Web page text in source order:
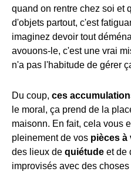
quand on rentre chez soi et
d'objets partout, c'est
imaginez devoir tout
avouons-le, c'est une vrai
n'a pas l'habitude de gérer
Du coup, ces
le moral, ça prend de la
maisonn. En fait, cela vous
pleinement de vos pièces à
des lieux de quiétude et de
improvisés avec des choses